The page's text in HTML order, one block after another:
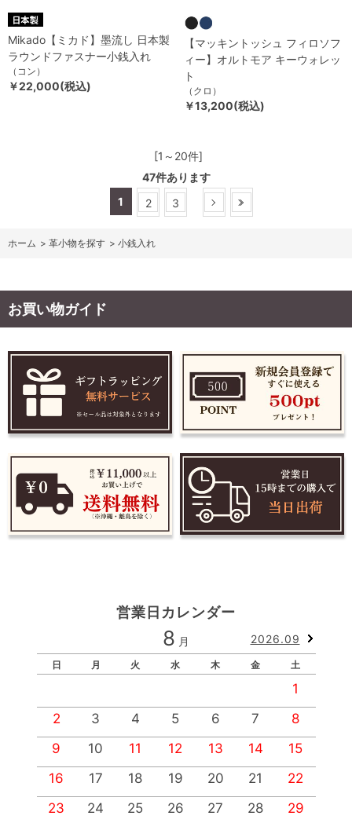
Mikado【ミカド】墨流し 日本製
ラウンドファスナー小銭入れ
（コン）
￥22,000(税込)
【マッキントッシュ フィロソフ
ィー】オルトモア キーウォレッ
ト
（クロ）
￥13,200(税込)
[1～20件]
47件あります
1
2 3
ホーム > 革小物を探す > 小銭入れ
お買い物ガイド
営業日カレンダー
8 月 2026.09
日 月 火 水 木 金 土
1
2
3 4 5 6 7
8
9
10 11 12 13 14
15
16
17 18 19 20 21
22
23
24 25 26 27 28 29